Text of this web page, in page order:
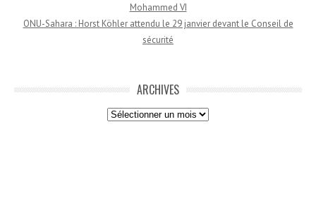
Mohammed VI
ONU-Sahara : Horst Köhler attendu le 29 janvier devant le Conseil de
sécurité
ARCHIVES
Archives